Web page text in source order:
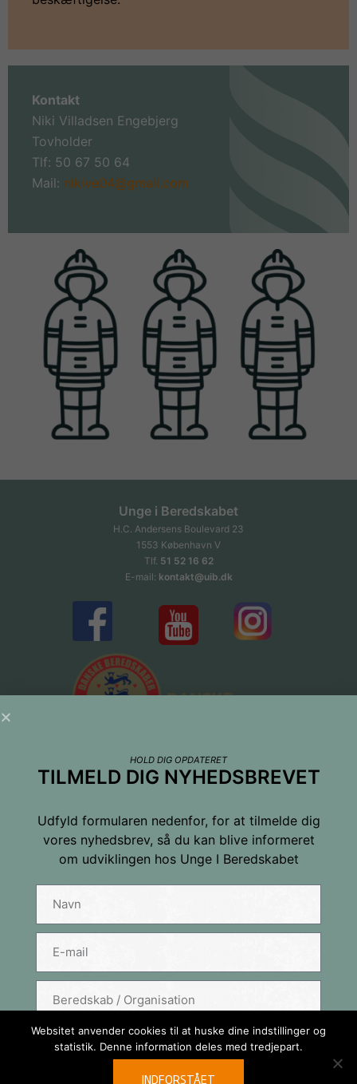
Kontakt
Niki Villadsen Engebjerg
Tovholder
Tlf: 50 67 50 64
Mail: nikive04@gmail.com
Unge i Beredskabet
H.C. Andersens Boulevard 23
1553 København V
Tlf. 51 52 16 62
E-mail: kontakt@uib.dk
Tilmeld dig nyhedsbrevet
Navn
Websitet anvender cookies til at huske dine indstillinger og
statistik. Denne information deles med tredjepart.
INDFORSTÅET
HOLD DIG OPDATERET
TILMELD DIG NYHEDSBREVET
Udfyld formularen nedenfor, for at tilmelde dig
vores nyhedsbrev, så du kan blive informeret
om udviklingen hos Unge I Beredskabet
TILMELD